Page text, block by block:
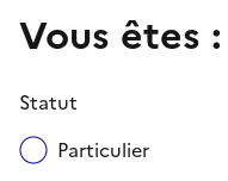
Vous êtes :
Statut
Particulier